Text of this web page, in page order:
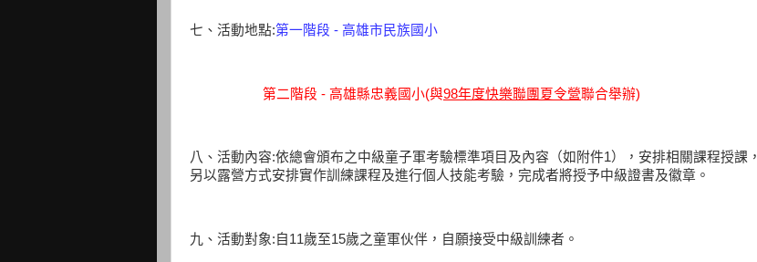
七、活動地點:第一階段 - 高雄市民族國小
第二階段 - 高雄縣忠義國小(與98年度快樂聯團夏令營聯合舉辦)
八、活動內容:依總會頒布之中級童子軍考驗標準項目及內容（如附件1），安排相關課程授課，
另以露營方式安排實作訓練課程及進行個人技能考驗，完成者將授予中級證書及徽章。
九、活動對象:自11歲至15歲之童軍伙伴，自願接受中級訓練者。